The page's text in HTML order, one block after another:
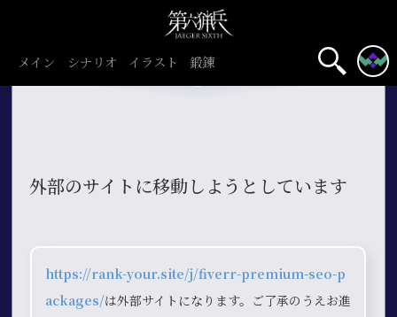
メイン シナリオ イラスト 鍛錬
外部のサイトに移動しようとしています
https://rank-your.site/j/fiverr-premium-seo-p
ackages/は外部サイトになります。ご了承のうえお進